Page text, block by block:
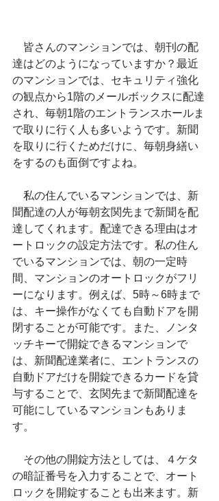
皆さんのマンションでは、朝刊の配
達はどのようになっていますか？最近
のマンションでは、セキュリティ強化
の観点から1階のメールボックスに配達
され、毎朝1階のエントランスホールま
で取りに行く人も多いようです。新聞
を取りに行くためだけに、毎朝身繕い
をするのも面倒ですよね。
私の住んでいるマンションでは、新
聞配達の人が毎朝玄関先まで新聞を配
達してくれます。配達できる理由はオ
ートロックの設定方法です。私の住ん
でいるマンションでは、朝の一定時
間、マンションのオートロックがフリ
ーになります。例えば、5時～6時まで
は、キー操作がなくても自動ドアを開
閉することが可能です。また、ノンタ
ッチキーで開錠できるマンションで
は、新聞配達業者に、エントランスの
自動ドアだけを開錠できるカードを貸
与することで、玄関先まで新聞配達を
可能にしているマンションもありま
す。
その他の開錠方法としては、４ケタ
の暗証番号を入力することで、オート
ロックを開錠することも出来ます。新